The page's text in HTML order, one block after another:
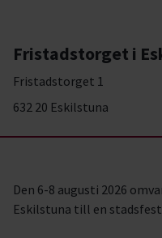
Fristadstorget i
Fristadstorget 1
632 20 Eskilstuna
Den 6-8 augusti 2026
Eskilstuna till en